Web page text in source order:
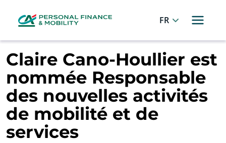
Allez au menu principal
Allez au contenu
Allez au pied de page Français
Claire Cano-Houllier est
nommée Responsable
des nouvelles activités
de mobilité et de
services